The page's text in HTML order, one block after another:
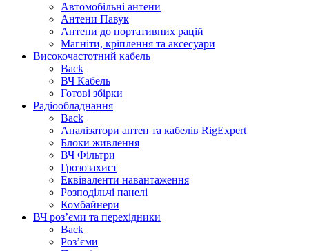
Автомобільні антени
Антени Павук
Антени до портативних рацій
Магніти, кріплення та аксесуари
Високочастотний кабель
Back
ВЧ Кабель
Готові збірки
Радіообладнання
Back
Аналізатори антен та кабелів RigExpert
Блоки живлення
ВЧ Фільтри
Грозозахист
Еквіваленти навантаження
Розподільчі панелі
Комбайнери
ВЧ роз’єми та перехідники
Back
Роз’єми